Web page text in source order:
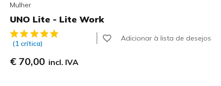
Mulher
UNO Lite - Lite Work
4$3 de 5 – Classificação do cliente
(1 crítica)
Adicionar à lista de desejos
€ 70,00 incl. IVA